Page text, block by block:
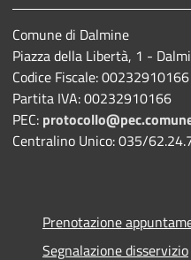
Comune di Dalmine
Piazza della Libertà, 1 -
Codice Fiscale: 00232910166
Partita IVA: 00232910166
PEC:
Centralino Unico: 035/
Prenotazione
Segnalazione disservizio